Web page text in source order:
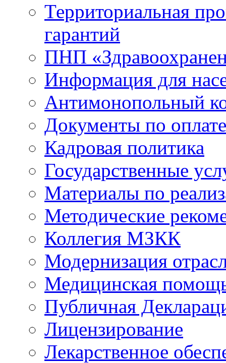
Территориальная
гарантий
ПНП
Информация для
Антимонопольный
Документы по
Кадровая политика
Государственные
Материалы по
Методические
Коллегия МЗКК
Модернизация
Медицинская
Публичная
Лицензирование
Лекарственное